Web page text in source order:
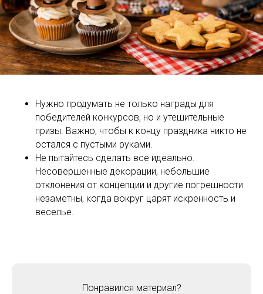
Нужно продумать не только награды для
победителей конкурсов, но и утешительные
призы. Важно, чтобы к концу праздника никто не
остался с пустыми руками.
Не пытайтесь сделать все идеально.
Несовершенные декорации, небольшие
отклонения от концепции и другие погрешности
незаметны, когда вокруг царят искренность и
веселье.
Понравился материал?